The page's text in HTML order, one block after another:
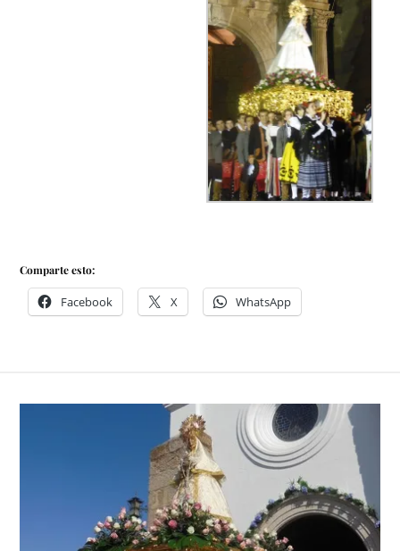
Comparte esto:
Facebook X WhatsApp